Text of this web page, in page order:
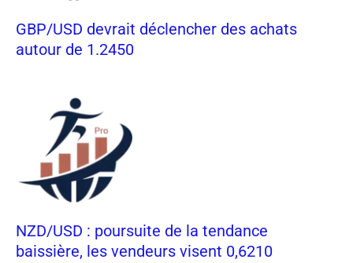
GBP/USD devrait déclencher des achats
autour de 1.2450
NZD/USD : poursuite de la tendance
baissière, les vendeurs visent 0,6210